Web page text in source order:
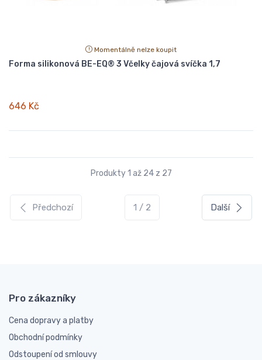
Momentálně nelze koupit
Forma silikonová BE-EQ® 3 Včelky čajová svíčka 1,7
646 Kč
Produkty 1 až 24 z 27
Předchozí 1 / 2 Další
Pro zákazníky
Cena dopravy a platby
Obchodní podmínky
Odstoupení od smlouvy